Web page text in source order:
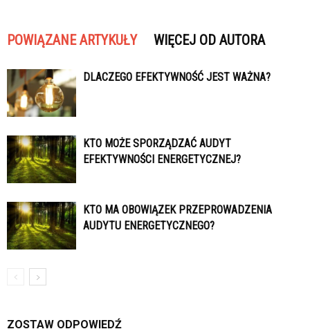
POWIĄZANE ARTYKUŁY WIĘCEJ OD AUTORA
DLACZEGO EFEKTYWNOŚĆ JEST WAŻNA?
KTO MOŻE SPORZĄDZAĆ AUDYT
EFEKTYWNOŚCI ENERGETYCZNEJ?
KTO MA OBOWIĄZEK PRZEPROWADZENIA
AUDYTU ENERGETYCZNEGO?
ZOSTAW ODPOWIEDŹ